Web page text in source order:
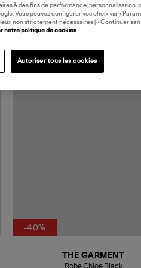
MADE IN EUROPE
-40%
THE GARMENT
Robe Chloe Black
à des fins de performance, personnalisation,
Vous pouvez configurer vos choix via «
non strictement nécessaires (« Continuer
notre politique de cookies
Autoriser tous les cookies